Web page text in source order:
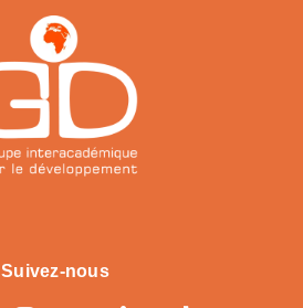
Suivez-nous